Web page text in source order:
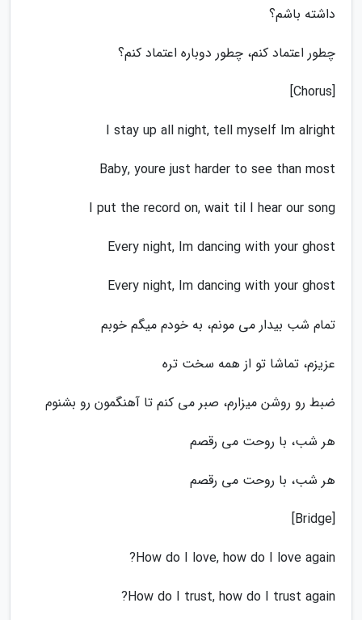
داشته باشم؟
چطور اعتماد کنم، چطور دوباره اعتماد کنم؟
[Chorus]
I stay up all night, tell myself Im alright
Baby, youre just harder to see than most
I put the record on, wait til I hear our song
Every night, Im dancing with your ghost
Every night, Im dancing with your ghost
تمام شب بیدار می مونم، به خودم میگم خوبم
عزیزم، تماشا تو از همه سخت تره
ضبط رو روشن میزارم، صبر می کنم تا آهنگمون رو بشنوم
هر شب، با روحت می رقصم
هر شب، با روحت می رقصم
[Bridge]
How do I love, how do I love again?
How do I trust, how do I trust again?